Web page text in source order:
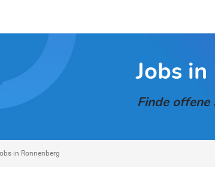
Jobs
Finde offene
in Ronnenberg